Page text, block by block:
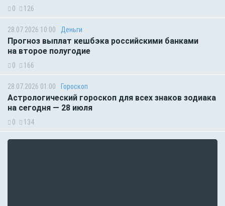
0 126
28.07.2026 10:00 Деньги
Прогноз выплат кешбэка российскими банками
на второе полугодие
0 166
28.07.2026 01:00 Гороскоп
Астрологический гороскоп для всех знаков зодиака
на сегодня — 28 июля
0 134